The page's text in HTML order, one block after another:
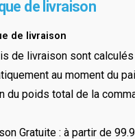
de livraison
de livraison
de livraison sont calculés
au moment du
du poids total de la
Gratuite : à partir de